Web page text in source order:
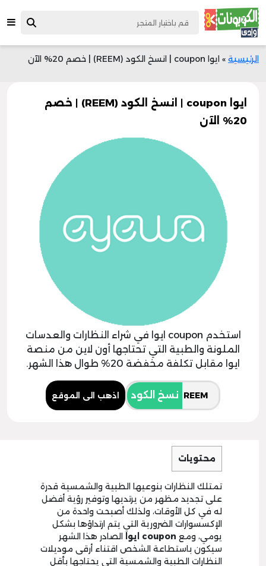
الرئيسية » ايوا coupon | انسخ الكود (REEM) | خصم 20% الآن
ايوا coupon | انسخ الكود (REEM) | خصم
20% الآن
استخدم coupon ايوا في شراء النظارات والعدسات
الملونة والطبية التي تحتاجها أون لاين من منصة
ايوا مقابل تكلفة مخفضة 20% طوال هذا الشهر.
نسخ الكود اذهب الى الموقع
محتويات
تمتلك النظارات بنوعيها الطبية والشمسية قدرة
على تجديد مظهر من يرتديها وتوفير رؤية أفضل
له في كل الأوقات، ولذلك أصبحت واحدة من
الإكسسوارات الضرورية التي يتم ارتداؤها بشكل
يومي، ومع coupon ايوا
الصادر هذا الشهر
سيكون باستطاعة الشخص اقتناء أرقى موديلات
النظارات الطبية والشمسية التي يحتاجها بأقل